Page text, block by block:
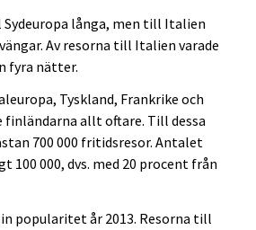
långa, men till Italien
Av resorna till Italien varade
fyra nätter.
Tyskland, Frankrike och
allt oftare. Till dessa
700 000 fritidsresor. Antalet
100 000, dvs. med 20 procent från
popularitet år 2013. Resorna till